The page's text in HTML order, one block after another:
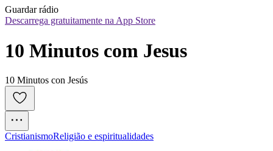
Guardar rádio
Descarrega gratuitamente na App Store
10 Minutos com Jesus
10 Minutos con Jesús
CristianismoReligião e espiritualidades